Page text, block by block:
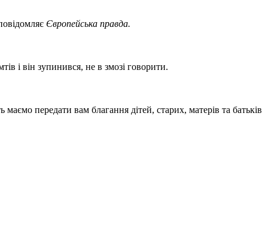
Європейська правда.
і він зупинився, не в змозі говорити.
передати вам благання дітей, старих, матерів та батьків